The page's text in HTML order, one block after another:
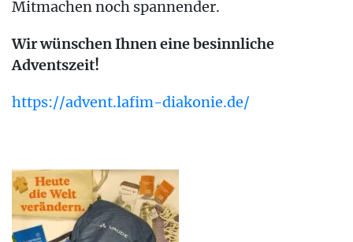
Mitmachen noch spannender.
Wir wünschen Ihnen eine besinnliche
Adventszeit!
https://advent.lafim-diakonie.de/